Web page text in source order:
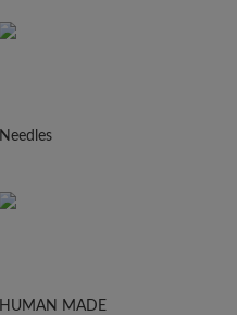
Needles
HUMAN MADE